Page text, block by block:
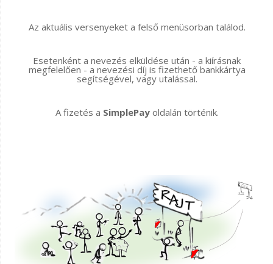
Az aktuális versenyeket a felső menüsorban találod.
Esetenként a nevezés elküldése után - a kiírásnak
megfelelően - a nevezési díj is fizethető bankkártya
segítségével, vagy utalással.
A fizetés a SimplePayoldalán történik.